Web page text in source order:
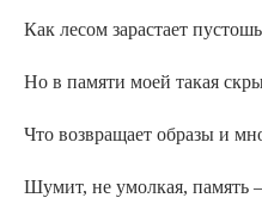
Как лесом зарастает
Но в памяти моей такая
Что возвращает образы и
Шумит, не умолкая, память